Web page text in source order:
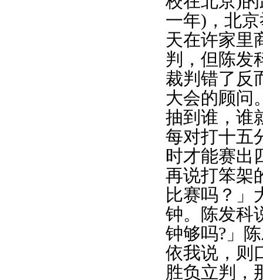
一年)，北
天在许家里
判，但陈发
裁判错了反
大会的顾问
抽到谁，谁
每对打十五
时才能赛出
再说打笨架
比赛吗？」
钟。陈发科
钟够吗?」
依我说，则
胜负立判，